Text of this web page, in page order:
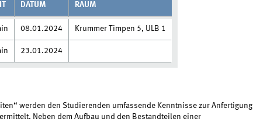
DATUM RAUM
08.01.2024 Krummer Timpen 5, ULB 1
23.01.2024
werden den Studierenden umfassende Kenntnisse zur Anfertigung
Neben dem Aufbau und den Bestandteilen einer